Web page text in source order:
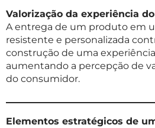
Valorização da experiência
A entrega de um produto em
resistente e personalizada
construção de uma
aumentando a percepção de
do consumidor.
Elementos estratégicos de